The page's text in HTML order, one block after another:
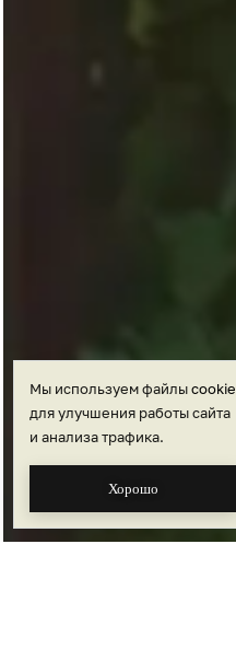
Мы используем файлыcookie
для улучшения работы сайта
и анализа трафика.
Хорошо